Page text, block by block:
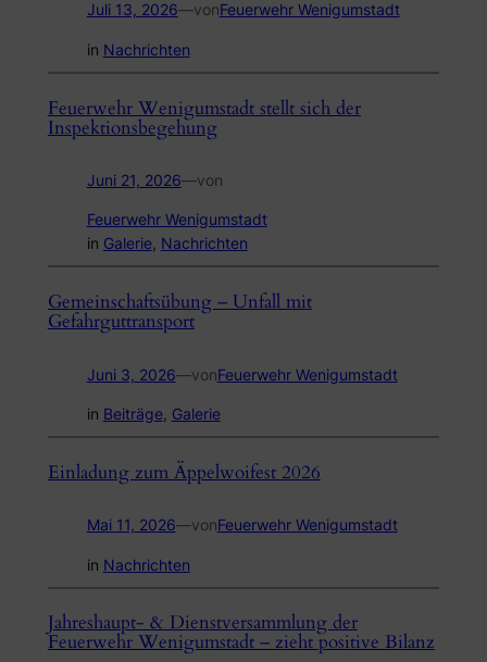
Juli 13, 2026—vonFeuerwehr Wenigumstadt
in Nachrichten
Feuerwehr Wenigumstadt stellt sich der
Inspektionsbegehung
Juni 21, 2026—von
Feuerwehr Wenigumstadt
in Galerie, Nachrichten
Gemeinschaftsübung – Unfall mit
Gefahrguttransport
Juni 3, 2026—vonFeuerwehr Wenigumstadt
in Beiträge, Galerie
Einladung zum Äppelwoifest 2026
Mai 11, 2026—vonFeuerwehr Wenigumstadt
in Nachrichten
Jahreshaupt- & Dienstversammlung der
Feuerwehr Wenigumstadt – zieht positive Bilanz